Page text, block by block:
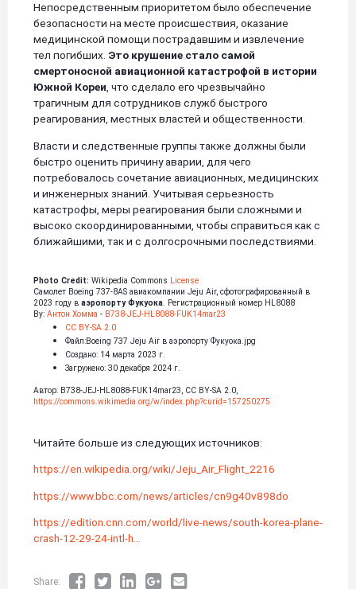
Непосредственным приоритетом было обеспечение
безопасности на месте происшествия, оказание
медицинской помощи пострадавшим и извлечение
тел погибших. Это крушение стало самой
смертоносной авиационной катастрофой в истории
Южной Кореи , что сделало его чрезвычайно
трагичным для сотрудников служб быстрого
реагирования, местных властей и общественности.
Власти и следственные группы также должны были
быстро оценить причину аварии, для чего
потребовалось сочетание авиационных, медицинских
и инженерных знаний. Учитывая серьезность
катастрофы, меры реагирования были сложными и
высоко скоординированными, чтобы справиться как с
ближайшими, так и с долгосрочными последствиями.
Photo Credit: Wikipedia Commons License
Самолет Boeing 737-8AS авиакомпании Jeju Air, сфотографированный в
2023 году в аэропорту Фукуока. Регистрационный номер HL8088
By: Антон Хомма - B738-JEJ-HL8088-FUK14mar23
CC BY-SA 2.0
Файл:Boeing 737 Jeju Air в аэропорту Фукуока.jpg
Создано: 14 марта 2023 г.
Загружено: 30 декабря 2024 г.
Автор: B738-JEJ-HL8088-FUK14mar23, CC BY-SA 2.0,
https://commons.wikimedia.org/w/index.php?curid=157250275
Читайте больше из следующих источников:
https://en.wikipedia.org/wiki/Jeju_Air_Flight_2216
https://www.bbc.com/news/articles/cn9g40v898do
https://edition.cnn.com/world/live-news/south-korea-plane-
crash-12-29-24-intl-h…
Share: